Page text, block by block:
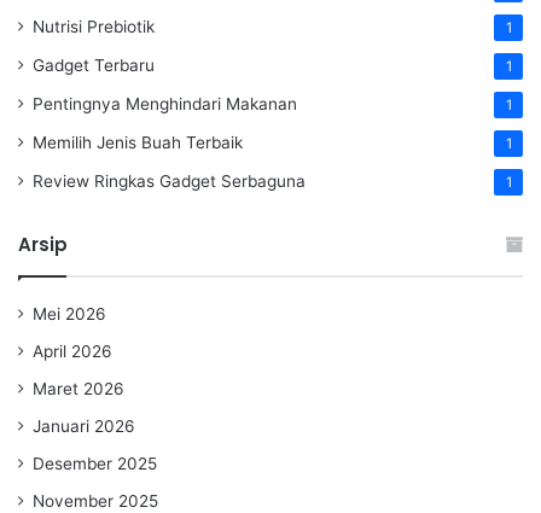
Nutrisi Prebiotik 1
Gadget Terbaru 1
Pentingnya Menghindari Makanan 1
Memilih Jenis Buah Terbaik 1
Review Ringkas Gadget Serbaguna 1
Arsip
Mei 2026
April 2026
Maret 2026
Januari 2026
Desember 2025
November 2025